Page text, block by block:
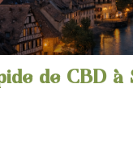
de CBD à